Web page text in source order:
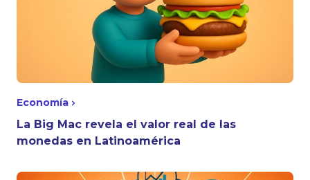
Economía
La Big Mac revela el valor real de las
monedas en Latinoamérica